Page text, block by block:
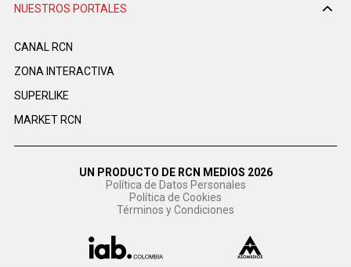
NUESTROS PORTALES
CANAL RCN
ZONA INTERACTIVA
SUPERLIKE
MARKET RCN
UN PRODUCTO DE RCN MEDIOS 2026
Política de Datos Personales
Política de Cookies
Términos y Condiciones